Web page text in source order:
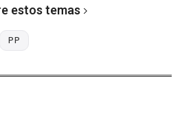
estos temas
PP